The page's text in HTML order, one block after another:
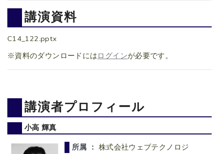
講演資料
C14_122.pptx
※資料のダウンロードには ログインが必要です。
講演者プロフィール
小高 輝真
所属 ： 株式会社ウェブテクノロジ